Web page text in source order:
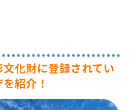
化財に登録されてい
紹介！